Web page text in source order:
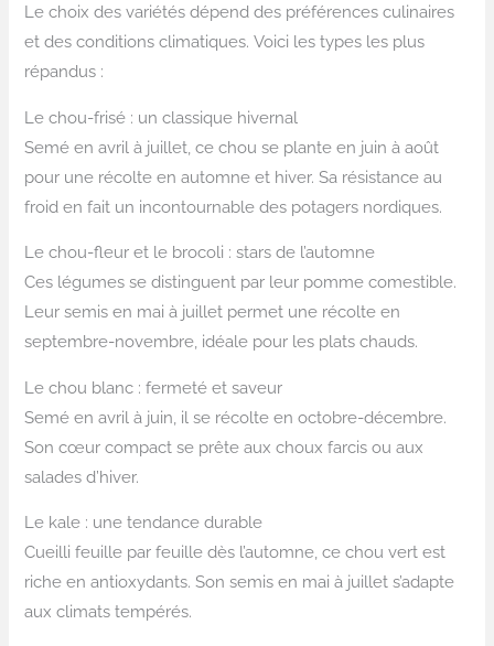
Le choix des variétés dépend des préférences culinaires
et des conditions climatiques. Voici les types les plus
répandus :
Le chou-frisé : un classique hivernal
Semé en avril à juillet, ce chou se plante en juin à août
pour une récolte en automne et hiver. Sa résistance au
froid en fait un incontournable des potagers nordiques.
Le chou-fleur et le brocoli : stars de l’automne
Ces légumes se distinguent par leur pomme comestible.
Leur semis en mai à juillet permet une récolte en
septembre-novembre, idéale pour les plats chauds.
Le chou blanc : fermeté et saveur
Semé en avril à juin, il se récolte en octobre-décembre.
Son cœur compact se prête aux choux farcis ou aux
salades d’hiver.
Le kale : une tendance durable
Cueilli feuille par feuille dès l’automne, ce chou vert est
riche en antioxydants. Son semis en mai à juillet s’adapte
aux climats tempérés.